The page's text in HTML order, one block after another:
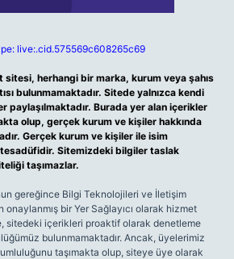
live:.cid.575569c608265c69
sitesi, herhangi bir marka, kurum veya şahıs
bulunmamaktadır. Sitede yalnızca kendi
paylaşılmaktadır. Burada yer alan içerikler
olup, gerçek kurum ve kişiler hakkında
Gerçek kurum ve kişiler ile isim
Sitemizdeki bilgiler taslak
taşımazlar.
gereğince Bilgi Teknolojileri ve İletişim
onaylanmış bir Yer Sağlayıcı olarak hizmet
sitedeki içerikleri proaktif olarak denetleme
bulunmamaktadır. Ancak, üyelerimiz
taşımakta olup, siteye üye olarak